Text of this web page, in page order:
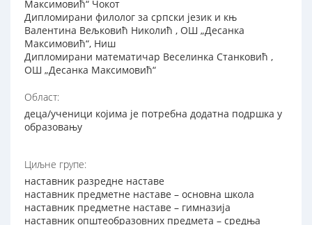
Максимовић“ Чокот
Дипломирани филолог за српски језик и књ
Валентина Вељковић Николић , ОШ „Десанка
Максимовић“, Ниш
Дипломирани математичар Веселинка Станковић ,
ОШ „Десанка Максимовић“
Област:
деца/ученици којима је потребна додатна подршка у
образовању
Циљне групе:
наставник разредне наставе
наставник предметне наставе – основна школа
наставник предметне наставе – гимназија
наставник општеобразовних предмета – средња